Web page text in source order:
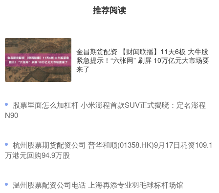
推荐阅读
金昌期货配资 【财闻联播】11天6板 大牛股
紧急提示！“六张网” 刷屏 10万亿元大市场要
来了
​股票里面怎么加杠杆 小米澎程首款SUV正式揭晓：定名澎程
N90
​杭州股票期货配资公司 普华和顺(01358.HK)9月17日耗资109.1
万港元回购94.9万股
​温州股票配资公司电话 上海再添专业羽毛球标杆场馆